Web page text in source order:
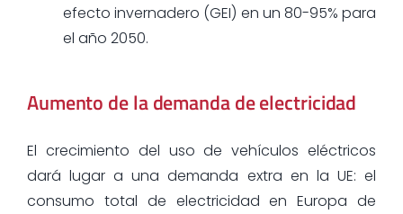
efecto invernadero (GEI) en un 80-95% para
el año 2050.
Aumento de la demanda de electricidad
El crecimiento del uso de vehículos eléctricos
dará lugar a una demanda extra en la UE: el
consumo total de electricidad en Europa de